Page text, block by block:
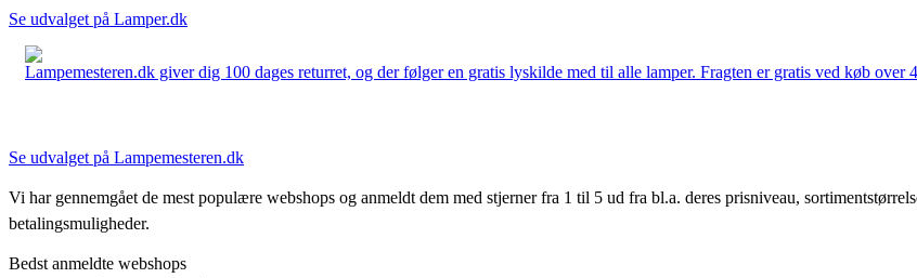
Se udvalget på Lamper.dk
Lampemesteren.dk giver dig 100 dages returret, og der følger en gratis lyskilde med til alle lamper. Fragten er gratis ved køb over
Se udvalget på Lampemesteren.dk
Vi har gennemgået de mest populære webshops og anmeldt dem med stjerner fra 1 til 5 ud fra bl.a. deres prisniveau,
betalingsmuligheder.
Bedst anmeldte webshops